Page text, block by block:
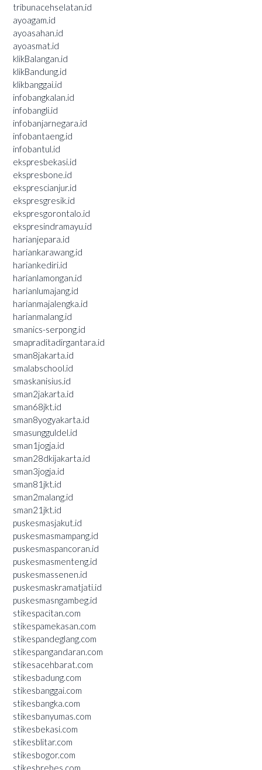
tribunacehselatan.id
ayoagam.id
ayoasahan.id
ayoasmat.id
klikBalangan.id
klikBandung.id
klikbanggai.id
infobangkalan.id
infobangli.id
infobanjarnegara.id
infobantaeng.id
infobantul.id
ekspresbekasi.id
ekspresbone.id
eksprescianjur.id
ekspresgresik.id
ekspresgorontalo.id
ekspresindramayu.id
harianjepara.id
hariankarawang.id
hariankediri.id
harianlamongan.id
harianlumajang.id
harianmajalengka.id
harianmalang.id
smanics-serpong.id
smapraditadirgantara.id
sman8jakarta.id
smalabschool.id
smaskanisius.id
sman2jakarta.id
sman68jkt.id
sman8yogyakarta.id
smasungguldel.id
sman1jogja.id
sman28dkijakarta.id
sman3jogja.id
sman81jkt.id
sman2malang.id
sman21jkt.id
puskesmasjakut.id
puskesmasmampang.id
puskesmaspancoran.id
puskesmasmenteng.id
puskesmassenen.id
puskesmaskramatjati.id
puskesmasngambeg.id
stikespacitan.com
stikespamekasan.com
stikespandeglang.com
stikespangandaran.com
stikesacehbarat.com
stikesbadung.com
stikesbanggai.com
stikesbangka.com
stikesbanyumas.com
stikesbekasi.com
stikesblitar.com
stikesbogor.com
stikesbrebes.com